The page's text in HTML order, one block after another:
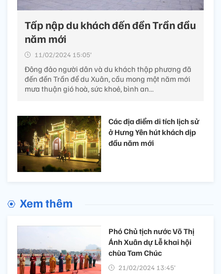
Tấp nập du khách đến đền Trần đầu
năm mới
11/02/2024 15:05’
Đông đảo người dân và du khách thập phương đã
đến đền Trần để du Xuân, cầu mong một năm mới
mưa thuận gió hoà, sức khoẻ, bình an…
Các địa điểm di tích lịch sử
ở Hưng Yên hút khách dịp
đầu năm mới
Xem thêm
Phó Chủ tịch nước Võ Thị
Ánh Xuân dự Lễ khai hội
chùa Tam Chúc
21/02/2024 13:45’